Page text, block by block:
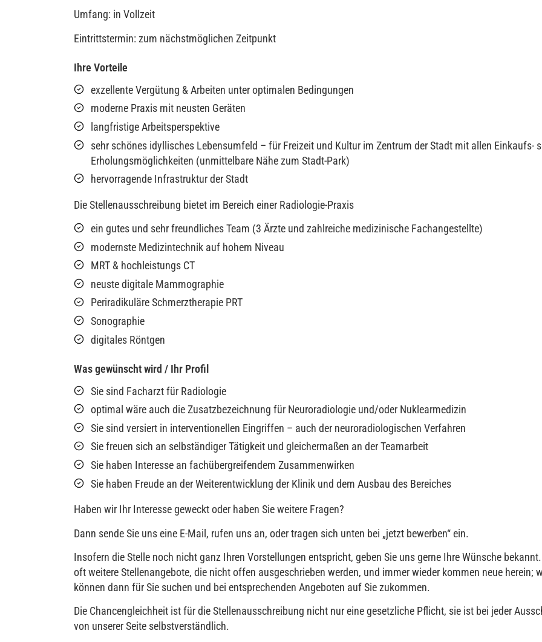
Umfang: in Vollzeit
Eintrittstermin: zum nächstmöglichen Zeitpunkt
Ihre Vorteile
exzellente Vergütung & Arbeiten unter optimalen Bedingungen
moderne Praxis mit neusten Geräten
langfristige Arbeitsperspektive
sehr schönes idyllisches Lebensumfeld – für Freizeit und Kultur im Zentrum der Stadt mit allen Einkaufs-
Erholungsmöglichkeiten (unmittelbare Nähe zum Stadt-Park)
hervorragende Infrastruktur der Stadt
Die Stellenausschreibung bietet im Bereich einer Radiologie-Praxis
ein gutes und sehr freundliches Team (3 Ärzte und zahlreiche medizinische Fachangestellte)
modernste Medizintechnik auf hohem Niveau
MRT & hochleistungs CT
neuste digitale Mammographie
Periradikuläre Schmerztherapie PRT
Sonographie
digitales Röntgen
Was gewünscht wird / Ihr Profil
Sie sind Facharzt für Radiologie
optimal wäre auch die Zusatzbezeichnung für Neuroradiologie und/oder Nuklearmedizin
Sie sind versiert in interventionellen Eingriffen – auch der neuroradiologischen Verfahren
Sie freuen sich an selbständiger Tätigkeit und gleichermaßen an der Teamarbeit
Sie haben Interesse an fachübergreifendem Zusammenwirken
Sie haben Freude an der Weiterentwicklung der Klinik und dem Ausbau des Bereiches
Haben wir Ihr Interesse geweckt oder haben Sie weitere Fragen?
Dann sende Sie uns eine E-Mail, rufen uns an, oder tragen sich unten bei „jetzt bewerben“ ein.
Insofern die Stelle noch nicht ganz Ihren Vorstellungen entspricht, geben Sie uns gerne Ihre Wünsche
oft weitere Stellenangebote, die nicht offen ausgeschrieben werden, und immer wieder kommen neue herein;
können dann für Sie suchen und bei entsprechenden Angeboten auf Sie zukommen.
Die Chancengleichheit ist für die Stellenausschreibung nicht nur eine gesetzliche Pflicht, sie ist bei jeder
von unserer Seite selbstverständlich.